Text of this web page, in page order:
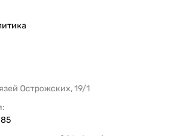
Острожских, 19/1